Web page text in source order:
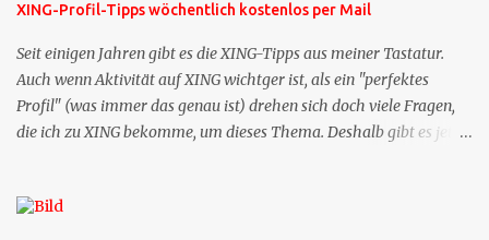
XING-Profil-Tipps wöchentlich kostenlos per Mail
Seit einigen Jahren gibt es die XING-Tipps aus meiner Tastatur.
Auch wenn Aktivität auf XING wichtger ist, als ein "perfektes
Profil" (was immer das genau ist) drehen sich doch viele Fragen,
die ich zu XING bekomme, um dieses Thema. Deshalb gibt es jetzt
bekommen Sie kostenlos eine weitere Folge. Die Startsequenz ist 16